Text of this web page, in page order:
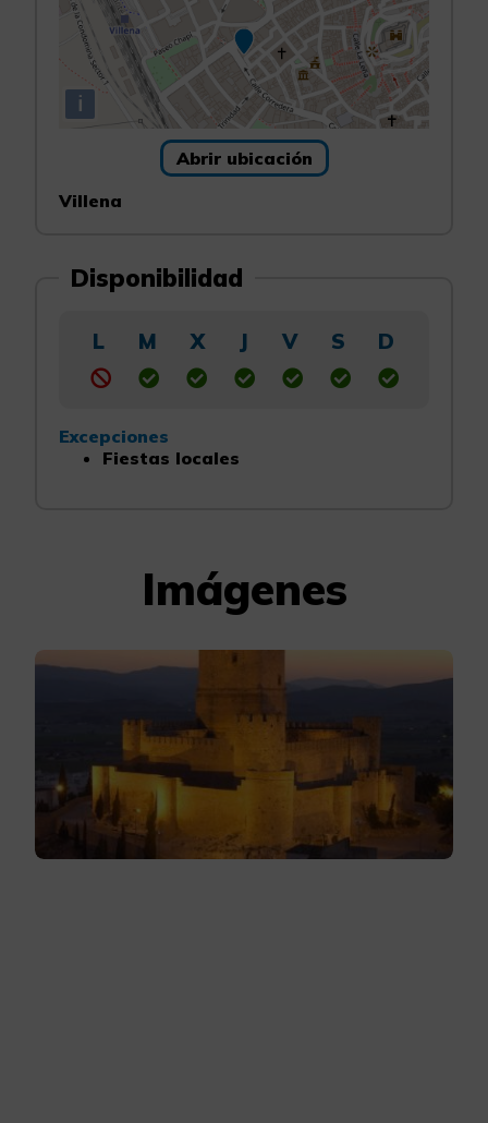
i
Abrir ubicación
Villena
Disponibilidad
L M X J V S D
Excepciones
Fiestas locales
Imágenes